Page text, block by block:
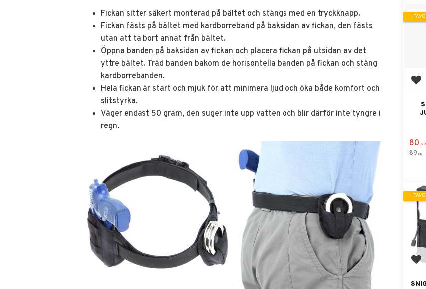
Fickan sitter säkert monterad på bältet och stängs med en tryckknapp.
Fickan fästs på bältet med kardborreband på baksidan av fickan, den fästs
utan att ta bort annat från bältet.
Öppna banden på baksidan av fickan och placera fickan på utsidan av det
yttre bältet. Träd banden bakom de horisontella banden på fickan och stäng
kardborrebanden.
Hela fickan är start och mjuk för att minimera ljud och öka både komfort och
slitstyrka.
Väger endast 50 gram, den suger inte upp vatten och blir därför inte tyngre i
regn.
80 KR
89KR